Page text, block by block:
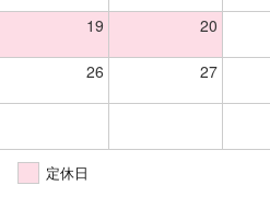
19 20
26 27
定休日